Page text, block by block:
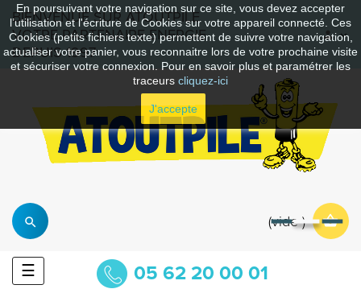
En poursuivant votre navigation sur ce site, vous devez accepter
l’utilisation et l'écriture de Cookies sur votre appareil connecté. Ces
Cookies (petits fichiers texte) permettent de suivre votre navigation,
actualiser votre panier, vous reconnaitre lors de votre prochaine visite
et sécuriser votre connexion. Pour en savoir plus et paramétrer les
traceurs cliquez-ici
J'accepte
BIENVENUE SUR ATOUTPILE
VOTRE PARTENAIRE ENERGIE
DEPUIS 1997
vide
Basculer
☰ 05 62 20 00 01